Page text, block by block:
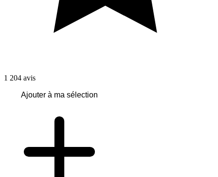
1 204 avis
Ajouter à ma sélection